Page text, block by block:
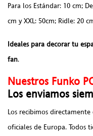
Para los Estándar: 10 cm;
cm y XXL: 50cm; Ridle: 20
Ideales para decorar tu
fan.
Nuestros Funko
Los enviamos
Los recibimos
oficiales de Europa. Todos